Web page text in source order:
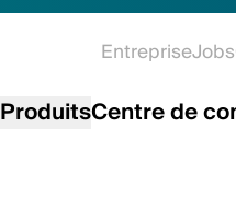
EntrepriseJobs
ProduitsCentre de